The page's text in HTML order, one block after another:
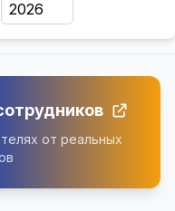
от реальных